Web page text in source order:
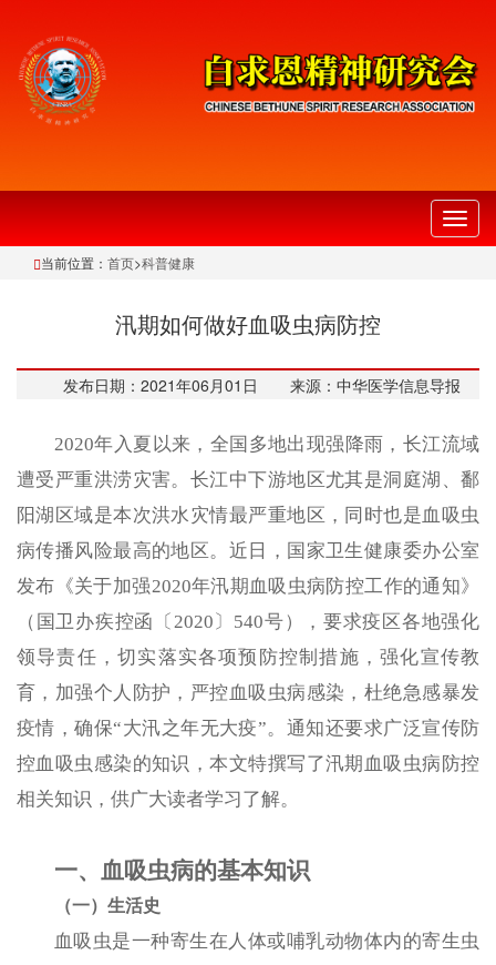
切
换
当前位置： 首页>科普健康
汛期如何做好血吸虫病防控
发布日期：2021年06月01日 来源：中华医学信息导报
2020年入夏以来，全国多地出现强降雨，长江流域
遭受严重洪涝灾害。长江中下游地区尤其是洞庭湖、鄱
阳湖区域是本次洪水灾情最严重地区，同时也是血吸虫
病传播风险最高的地区。近日，国家卫生健康委办公室
发布《关于加强2020年汛期血吸虫病防控工作的通知》
（国卫办疾控函〔2020〕540号），要求疫区各地强化
领导责任，切实落实各项预防控制措施，强化宣传教
育，加强个人防护，严控血吸虫病感染，杜绝急感暴发
疫情，确保“大汛之年无大疫”。通知还要求广泛宣传防
控血吸虫感染的知识，本文特撰写了汛期血吸虫病防控
相关知识，供广大读者学习了解。
一、血吸虫病的基本知识
（一）生活史
血吸虫是一种寄生在人体或哺乳动物体内的寄生虫